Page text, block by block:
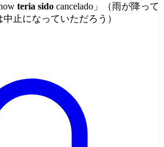
teria sido cancelado」（雨が降って
止になっていただろう）